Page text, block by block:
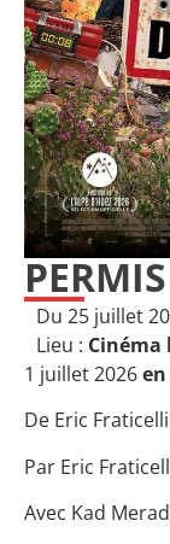
Du 25 juillet
Lieu : Cinéma
1 juillet 2026
De Eric Fraticelli
Par Eric
Avec Kad Merad